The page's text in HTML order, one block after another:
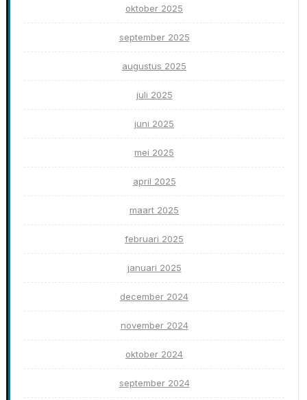
oktober 2025
september 2025
augustus 2025
juli 2025
juni 2025
mei 2025
april 2025
maart 2025
februari 2025
januari 2025
december 2024
november 2024
oktober 2024
september 2024